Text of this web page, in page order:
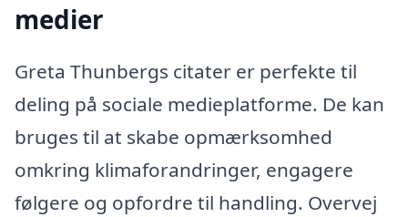
medier
Greta Thunbergs citater er perfekte til
deling på sociale medieplatforme. De kan
bruges til at skabe opmærksomhed
omkring klimaforandringer, engagere
følgere og opfordre til handling. Overvej